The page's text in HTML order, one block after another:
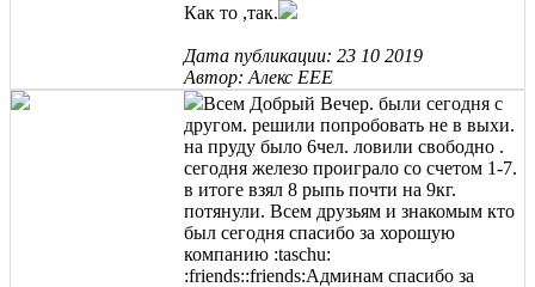
Как то ,так.
Дата публикации: 23 10 2019
Автор: Алекс ЕЕЕ
Всем Добрый Вечер. были сегодня с
другом. решили попробовать не в выхи.
на пруду было 6чел. ловили свободно .
сегодня железо проиграло со счетом 1-7.
в итоге взял 8 рыпь почти на 9кг.
потянули. Всем друзьям и знакомым кто
был сегодня спасибо за хорошую
компанию :taschu:
:friends::friends:Админам спасибо за